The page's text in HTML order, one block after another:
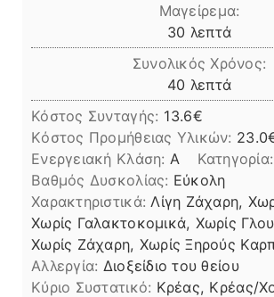
Μαγείρεμα:
30 λεπτά
λεπτά
Συνολικός Χρόνος:
40 λεπτά
λεπτά
Κόστος Συνταγής: 13.6€
Kόστος Προμήθειας Υλικών: 23.0
Ενεργειακή Κλάση: A Κατηγορία:
Βαθμός Δυσκολίας: Εύκολη
Χαρακτηριστικά: Λίγη Ζάχαρη,
Χωρίς Γαλακτοκομικά, Χωρίς
Χωρίς Ζάχαρη, Χωρίς Ξηρούς
Αλλεργία: Διοξείδιο του θείου
Kύριο Συστατικό: Κρέας, Κρέας/